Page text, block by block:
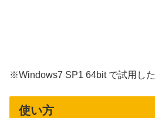
※Windows7 SP1 64bit で試用した
使い方